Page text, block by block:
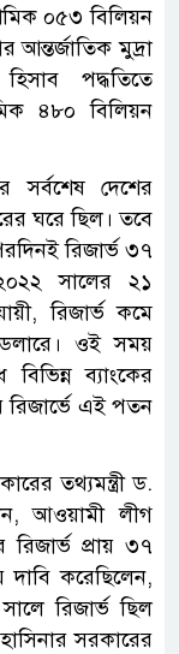
০৫৩ বিলিয়ন
মুদ্রা
পদ্ধতিতে
৪৮০ বিলিয়ন
দেশের
ঘরে ছিল। তবে
রিজার্ভ ৩৭
সালের ২১
রিজার্ভ কমে
ওই সময়
ব্যাংকের
রিজার্ভে এই পতন
তথ্যমন্ত্রী ড.
আওয়ামী লীগ
প্রায় ৩৭
দাবি করেছিলেন,
রিজার্ভ ছিল
সরকারের